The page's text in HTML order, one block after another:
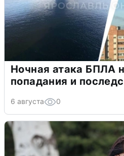
Ночная атака БПЛА
попадания и
6 августа 0